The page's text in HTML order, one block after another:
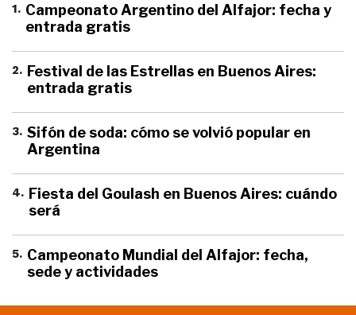
1. Campeonato Argentino del Alfajor: fecha y
entrada gratis
2. Festival de las Estrellas en Buenos Aires:
entrada gratis
3. Sifón de soda: cómo se volvió popular en
Argentina
4. Fiesta del Goulash en Buenos Aires: cuándo
será
5. Campeonato Mundial del Alfajor: fecha,
sede y actividades